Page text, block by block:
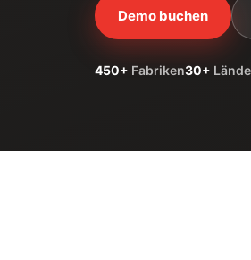
Demo buchen
450+ Fabriken30+